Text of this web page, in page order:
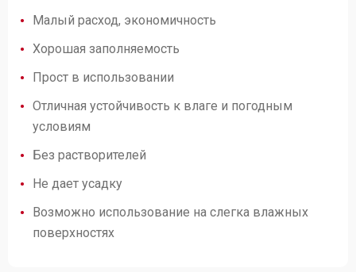
Малый расход, экономичность
Хорошая заполняемость
Прост в использовании
Отличная устойчивость к влаге и погодным
условиям
Без растворителей
Не дает усадку
Возможно использование на слегка влажных
поверхностях